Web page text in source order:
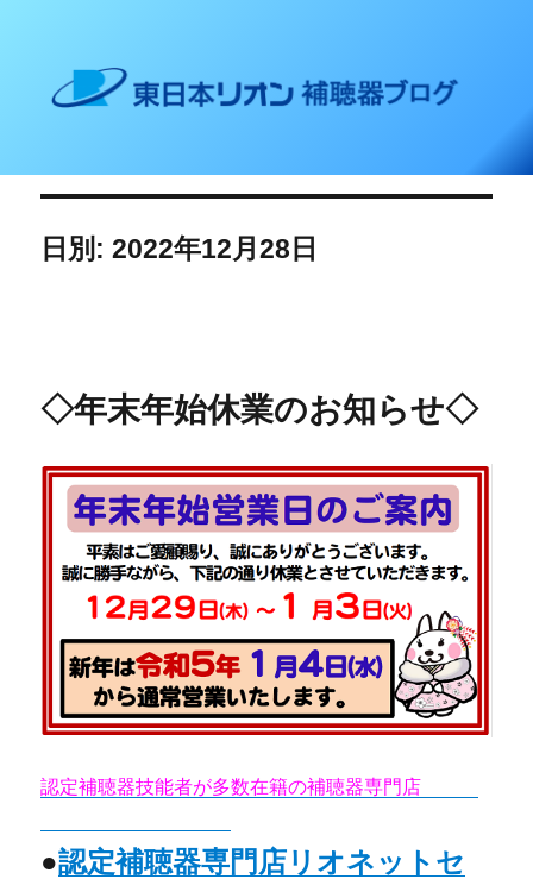
東日本リオン 補聴器ブログ
日別: 2022年12月28日
◇年末年始休業のお知らせ◇
認定補聴器技能者が多数在籍の補聴器専門店
●認定補聴器専門店リオネットセ